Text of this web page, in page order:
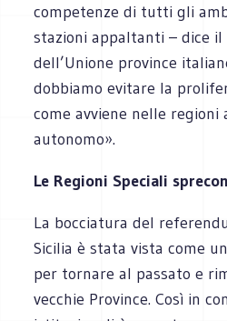
competenze di tutti gli
stazioni appaltanti – dice il
dell’Unione province
dobbiamo evitare la
come avviene nelle regioni
autonomo».
Le Regioni Speciali
La bocciatura del
Sicilia è stata vista come
per tornare al passato e
vecchie Province. Così in